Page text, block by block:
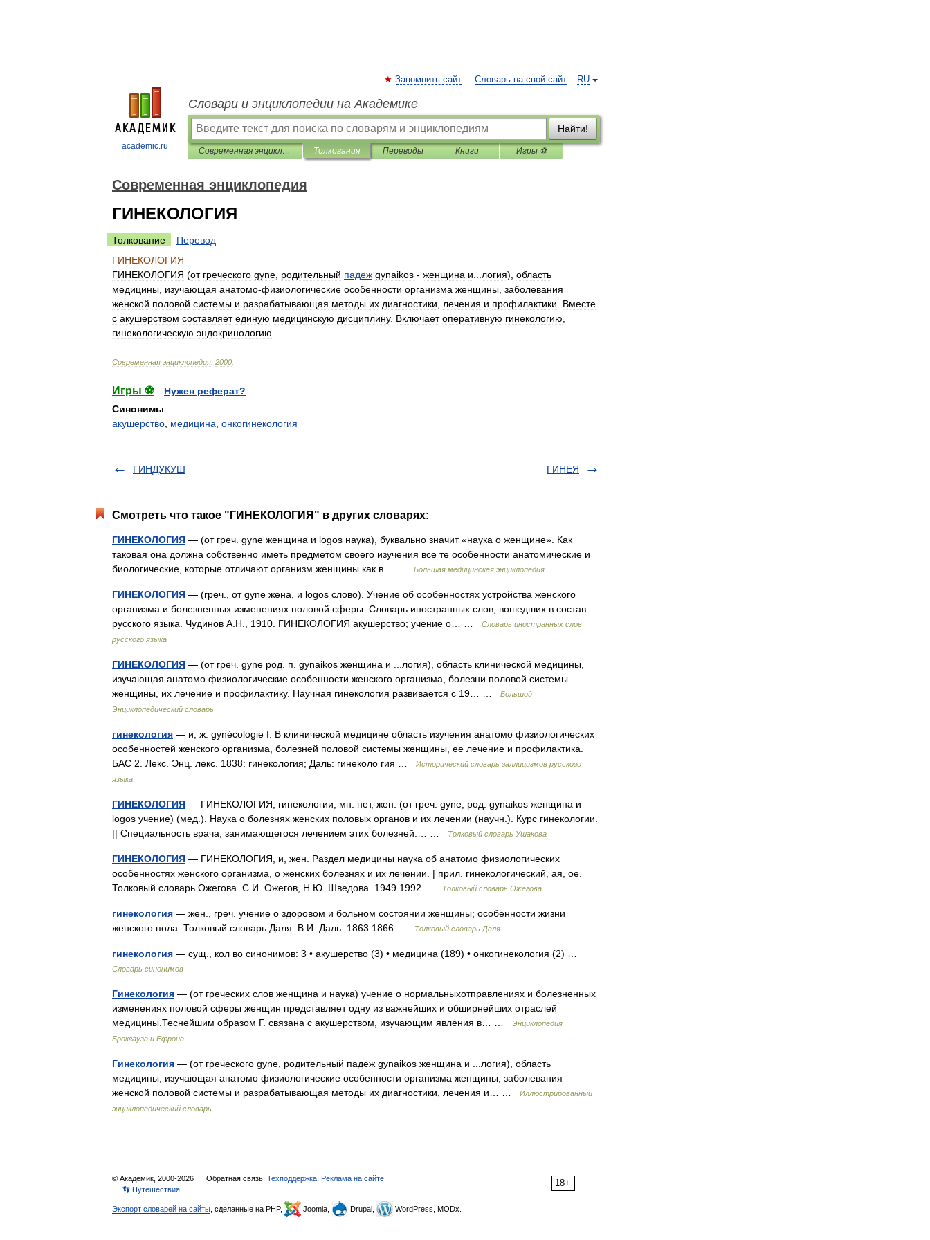
academic.ru
RU
Запомнить сайт Словарь на свой сайт
Словари и энциклопедии на Академике
Найти!
Современная энциклопедия Толкования Переводы Книги Игры ⚽
Современная энциклопедия
ГИНЕКОЛОГИЯ
Толкование
Перевод
ГИНЕКОЛОГИЯ
ГИНЕКОЛОГИЯ (от греческого gyne родительный падеж gynaikos - женщина и логия), область
медицины изучающая анатомо-физиологические особенности организма женщины заболевания
женской половой системы и разрабатывающая методы их диагностики лечения и профилактики
Вместе
с акушерством составляет единую медицинскую дисциплину. Включает оперативную гинекологию
гинекологическую эндокринологию
Современная энциклопедия 2000
Игры ⚽
Нужен реферат?
Синонимы:
акушерство медицина онкогинекология
ГИНДУКУШ ГИНЕЯ
Смотреть что такое "ГИНЕКОЛОГИЯ" в других словарях:
ГИНЕКОЛОГИЯ — (от греч. gyne женщина и logos наука), буквально значит «наука о женщине». Как
таковая она должна собственно иметь предметом своего изучения все те особенности анатомические и
биологические, которые отличают организм женщины как в… …
Большая медицинская энциклопедия
ГИНЕКОЛОГИЯ — (греч., от gyne жена, и logos слово). Учение об особенностях устройства женского
организма и болезненных изменениях половой сферы. Словарь иностранных слов, вошедших в состав
русского языка. Чудинов А.Н., 1910. ГИНЕКОЛОГИЯ акушерство; учение о… …
Словарь иностранных слов
русского языка
ГИНЕКОЛОГИЯ — (от греч. gyne род. п. gynaikos женщина и ...логия), область клинической медицины,
изучающая анатомо физиологические особенности женского организма, болезни половой системы
женщины, их лечение и профилактику. Научная гинекология развивается с 19… …
Большой
Энциклопедический словарь
гинекология — и, ж. gynécologie f. В клинической медицине область изучения анатомо физиологических
особенностей женского организма, болезней половой системы женщины, ее лечение и профилактика.
БАС 2. Лекс. Энц. лекс. 1838: гинекология; Даль: гинеколо гия …
Исторический словарь галлицизмов русского
языка
ГИНЕКОЛОГИЯ — ГИНЕКОЛОГИЯ, гинекологии, мн. нет, жен. (от греч. gyne, род. gynaikos женщина и
logos учение) (мед.). Наука о болезнях женских половых органов и их лечении (научн.). Курс гинекологии.
|| Специальность врача, занимающегося лечением этих болезней.… …
Толковый словарь Ушакова
ГИНЕКОЛОГИЯ — ГИНЕКОЛОГИЯ, и, жен. Раздел медицины наука об анатомо физиологических
особенностях женского организма, о женских болезнях и их лечении. | прил. гинекологический, ая, ое.
Толковый словарь Ожегова. С.И. Ожегов, Н.Ю. Шведова. 1949 1992 …
Толковый словарь Ожегова
гинекология — жен., греч. учение о здоровом и больном состоянии женщины; особенности жизни
женского пола. Толковый словарь Даля. В.И. Даль. 1863 1866 …
Толковый словарь Даля
гинекология — сущ., кол во синонимов: 3 • акушерство (3) • медицина (189) • онкогинекология (2) …
Словарь синонимов
Гинекология — (от греческих слов женщина и наука) учение о нормальныхотправлениях и болезненных
изменениях половой сферы женщин представляет одну из важнейших и обширнейших отраслей
медицины.Теснейшим образом Г. связана с акушерством, изучающим явления в… …
Энциклопедия
Брокгауза и Ефрона
Гинекология — (от греческого gyne, родительный падеж gynaikos женщина и ...логия), область
медицины, изучающая анатомо физиологические особенности организма женщины, заболевания
женской половой системы и разрабатывающая методы их диагностики, лечения и… …
Иллюстрированный
энциклопедический словарь
18+
© Академик, 2000-2026 Обратная связь: Техподдержка Реклама на сайте
👣 Путешествия
Экспорт словарей на сайты , сделанные на PHP, Joomla, Drupal, WordPress, MODx.